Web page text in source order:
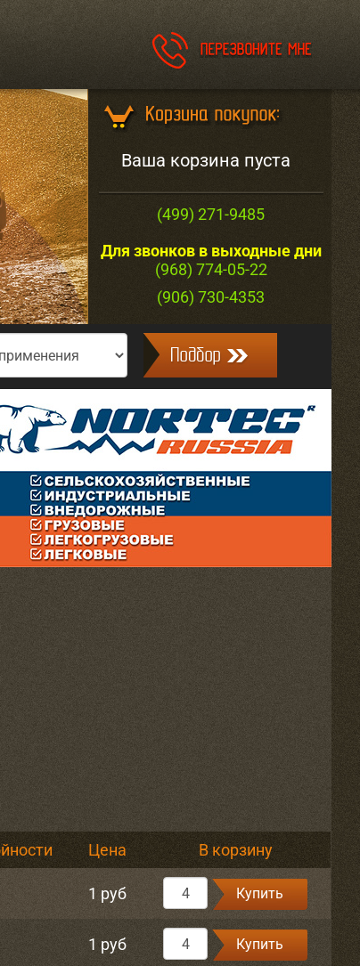
Ваша корзина пуста
(499) 271-9485
Для звонков в выходные дни
(968) 774-05-22
(906) 730-4353
Цена В корзину
1 руб Купить
1 руб Купить